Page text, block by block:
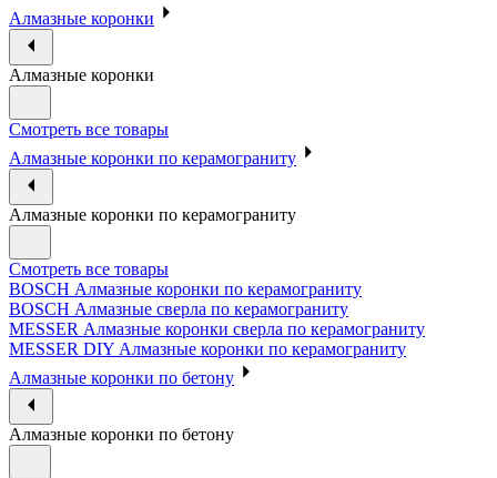
Алмазные коронки
Алмазные коронки
Смотреть все товары
Алмазные коронки по керамограниту
Алмазные коронки по керамограниту
Смотреть все товары
BOSCH Алмазные коронки по керамограниту
BOSCH Алмазные сверла по керамограниту
MESSER Алмазные коронки сверла по керамограниту
MESSER DIY Алмазные коронки по керамограниту
Алмазные коронки по бетону
Алмазные коронки по бетону